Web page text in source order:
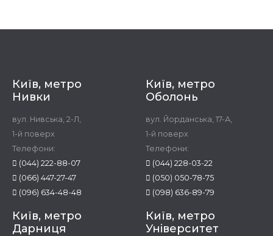
Київ, метро
Нивки
вул. Нивська, 2-Л,
1-й поверх
Телефони:
(044) 222-88-07
(066) 447-27-47
(096) 634-48-48
Київ, метро
Оболонь
вул. Йорданська, 17-А,
1-й поверх
Телефони:
(044) 228-03-22
(050) 050-78-75
(098) 636-89-79
Київ, метро
Дарниця
Київ, метро
Університет